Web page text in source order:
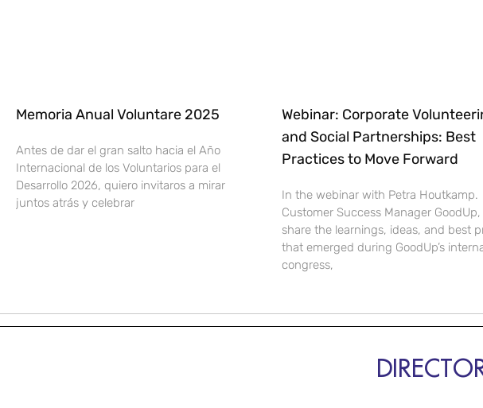
Memoria Anual Voluntare 2025
Antes de dar el gran salto hacia el Año
Internacional de los Voluntarios para el
Desarrollo 2026, quiero invitaros a mirar
juntos atrás y celebrar
Webinar: Corporate
and Social Partnerships: Best
Practices to Move Forward
In the webinar with Petra Houtkamp.
Customer Success Manager
share the learnings, ideas, and best
that emerged during GoodUp’s
congress,